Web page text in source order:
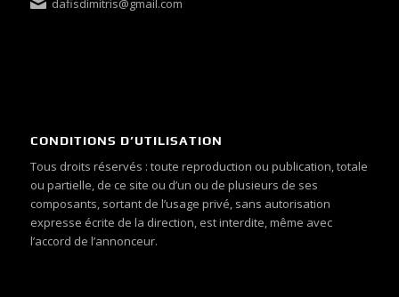
dafisdimitris@gmail.com
CONDITIONS D’UTILISATION
Tous droits réservés : toute reproduction ou publication, totale
ou partielle, de ce site ou d’un ou de plusieurs de ses
composants, sortant de l’usage privé, sans autorisation
expresse écrite de la direction, est interdite, même avec
l’accord de l’annonceur.